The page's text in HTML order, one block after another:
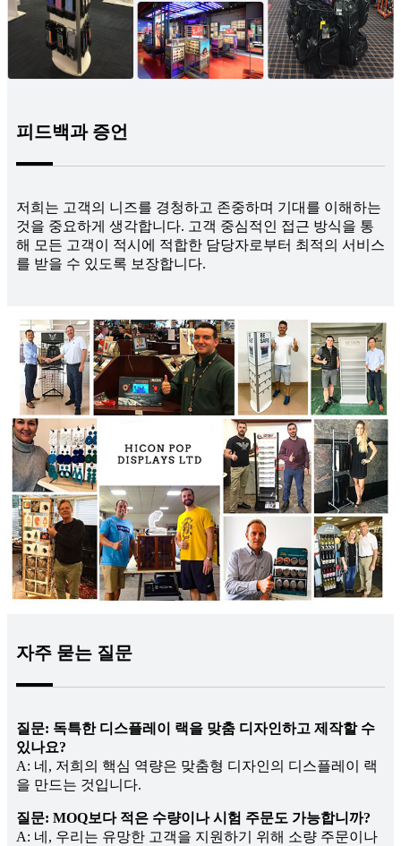
피드백과 증언
저희는 고객의 니즈를 경청하고 존중하며 기대를 이해하는
것을 중요하게 생각합니다. 고객 중심적인 접근 방식을 통
해 모든 고객이 적시에 적합한 담당자로부터 최적의 서비스
를 받을 수 있도록 보장합니다.
자주 묻는 질문
질문: 독특한 디스플레이 랙을 맞춤 디자인하고 제작할 수
있나요?
A: 네, 저희의 핵심 역량은 맞춤형 디자인의 디스플레이 랙
을 만드는 것입니다.
질문: MOQ보다 적은 수량이나 시험 주문도 가능합니까?
A: 네, 우리는 유망한 고객을 지원하기 위해 소량 주문이나